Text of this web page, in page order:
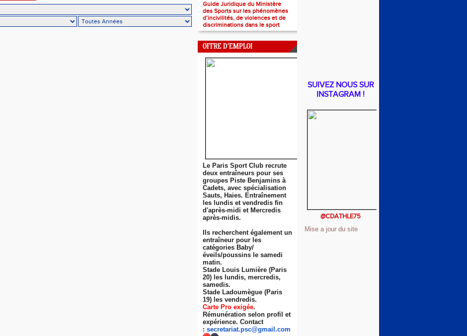
Guide Juridique du Ministère
des Sports sur les phénomènes
d’incivilités, de violences et de
discriminations dans le sport
OFFRE D'EMPLOI
Le Paris Sport Club recrute
deux entraîneurs pour ses
groupes Piste Benjamins à
Cadets, avec spécialisation
Sauts, Haies. Entraînement
les lundis et vendredis fin
d'après-midi et Mercredis
après-midis.
Ils recherchent également un
entraîneur pour les
catégories Baby/
éveils/poussins le samedi
matin.
Stade Louis Lumière (Paris
20) les lundis, mercredis,
samedis.
Stade Ladoumègue (Paris
19) les vendredis.
Carte Pro exigée.
Rémunération selon profil et
expérience. Contact
: secretariat.psc@gmail.com
SUIVEZ NOUS SUR
INSTAGRAM !
@CDATHLE75
Mise a jour du site